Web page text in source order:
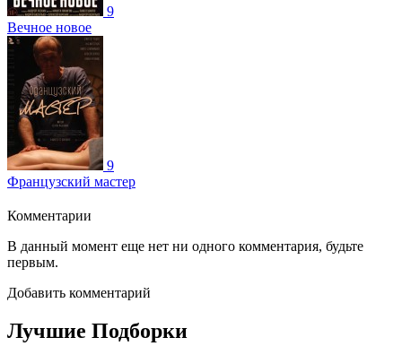
9
Вечное новое
9
Французский мастер
Комментарии
В данный момент еще нет ни одного комментария, будьте
первым.
Добавить комментарий
Лучшие Подборки